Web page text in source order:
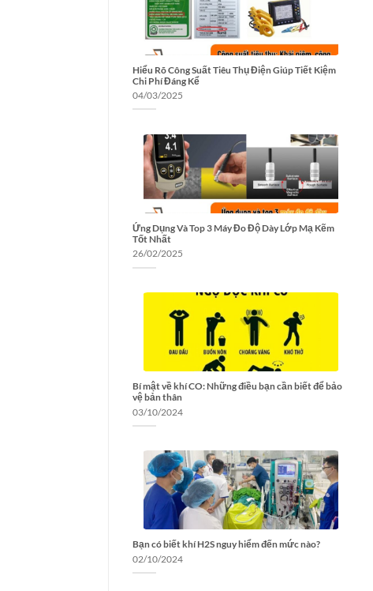
Hiểu Rõ Công Suất Tiêu Thụ Điện Giúp Tiết Kiệm
Chi Phí Đáng Kể
04/03/2025
Ứng Dụng Và Top 3 Máy Đo Độ Dày Lớp Mạ Kẽm
Tốt Nhất
26/02/2025
Bí mật về khí CO: Những điều bạn cần biết để bảo
vệ bản thân
03/10/2024
Bạn có biết khí H2S nguy hiểm đến mức nào?
02/10/2024